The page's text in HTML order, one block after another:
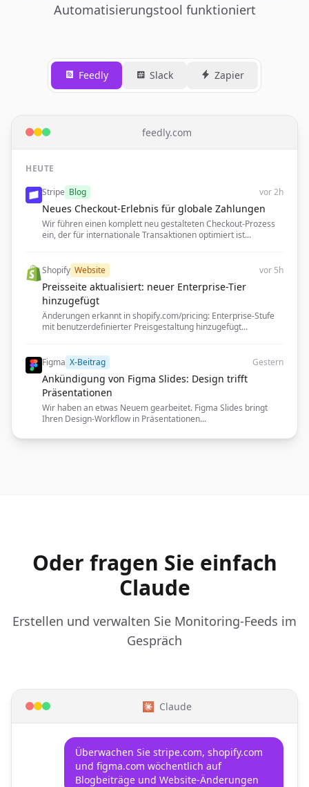
Automatisierungstool funktioniert
Feedly Slack Zapier
feedly.com
HEUTE
Stripe Blog vor 2h
Neues Checkout-Erlebnis für globale Zahlungen
Wir führen einen komplett neu gestalteten Checkout-Prozess
ein, der für internationale Transaktionen optimiert ist...
Shopify Website vor 5h
Preisseite aktualisiert: neuer Enterprise-Tier
hinzugefügt
Änderungen erkannt in shopify.com/pricing: Enterprise-Stufe
mit benutzerdefinierter Preisgestaltung hinzugefügt...
Figma X-Beitrag Gestern
Ankündigung von Figma Slides: Design trifft
Präsentationen
Wir haben an etwas Neuem gearbeitet. Figma Slides bringt
Ihren Design-Workflow in Präsentationen...
Oder fragen Sie einfach
Claude
Erstellen und verwalten Sie Monitoring-Feeds im
Gespräch
Claude
Überwachen Sie stripe.com, shopify.com
und figma.com wöchentlich auf
Blogbeiträge und Website-Änderungen